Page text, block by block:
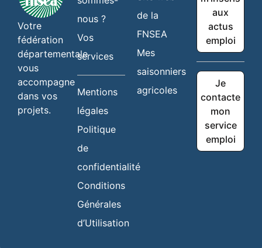
Votre
fédération
départementale
vous
accompagne
dans vos
projets.
nous ?
Vos
services
Mentions
légales
Politique
de
confidentialité
Conditions
Générales
d’Utilisation
de la
FNSEA
Mes
saisonniers
agricoles
aux
actus
emploi
Je
contacte
mon
service
emploi